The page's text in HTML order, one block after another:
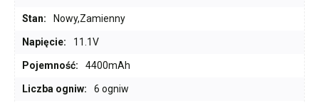
Stan: Nowy,Zamienny
Napięcie: 11.1V
Pojemność: 4400mAh
Liczba ogniw: 6 ogniw